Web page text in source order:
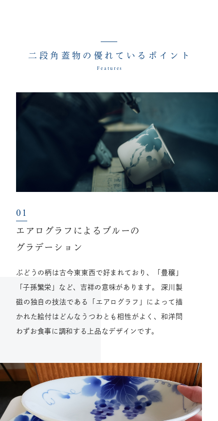
二段角蓋物の優れているポイント
Features
エアログラフによるブルーの
グラデーション
ぶどうの柄は古今東東西で好まれており、「豊穣」
「子孫繁栄」など、吉祥の意味があります。 深川製
磁の独自の技法である「エアログラフ」によって描
かれた絵付はどんなうつわとも相性がよく、和洋問
わずお食事に調和する上品なデザインです。